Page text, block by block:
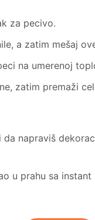
za pecivo.
a zatim mešaj
na umerenoj
zatim premaži
napraviš
u prahu sa instant